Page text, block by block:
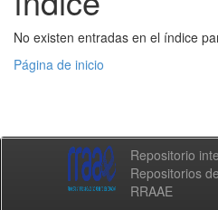
No existen entradas en el índice
Página de inicio
Repositorio
Repositorios
RRAAE